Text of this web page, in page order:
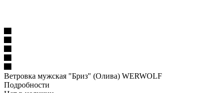
Ветровка мужская "Бриз" (Олива) WERWOLF
Подробности